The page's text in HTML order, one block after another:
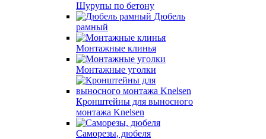
Шурупы по бетону
Дюбель
рамный
Монтажные клинья
Монтажные уголки
Кронштейны для выносного
монтажа Knelsen
Саморезы, дюбеля